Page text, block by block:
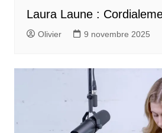
Laura Laune :
Olivier 9 novembre 2025